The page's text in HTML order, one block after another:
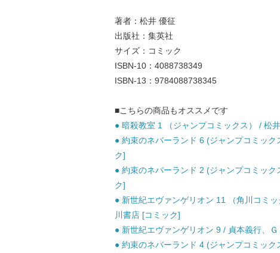
著者：松井 優征
出版社：集英社
サイズ：コミック
ISBN-10：4088738349
ISBN-13：9784088738345
■こちらの商品もオススメです
● 暗殺教室 1 （ジャンプコミックス） / 松
● 約束のネバーランド 6 (ジャンプコミッ
ク]
● 約束のネバーランド 2 (ジャンプコミッ
ク]
● 新世紀エヴァンゲリオン 11 （角川コミ
川書店 [コミック]
● 新世紀エヴァンゲリオン 9 / 貞本義行、
● 約束のネバーランド 4 (ジャンプコミッ